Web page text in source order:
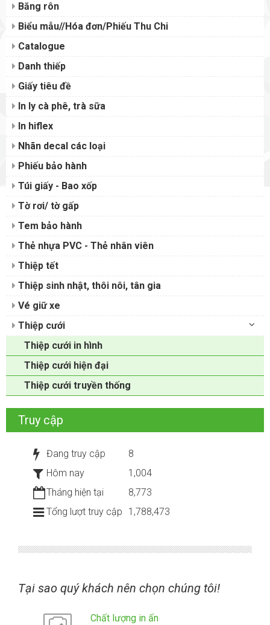
Băng rôn
Biểu mẫu//Hóa đơn/Phiếu Thu Chi
Catalogue
Danh thiếp
Giấy tiêu đề
In ly cà phê, trà sữa
In hiflex
Nhãn decal các loại
Phiếu bảo hành
Túi giấy - Bao xốp
Tờ rơi/ tờ gấp
Tem bảo hành
Thẻ nhựa PVC - Thẻ nhân viên
Thiệp tết
Thiệp sinh nhật, thôi nôi, tân gia
Vé giữ xe
Thiệp cưới
Thiệp cưới in hình
Thiệp cưới hiện đại
Thiệp cưới truyền thống
Truy cập
Đang truy cập
8
Hôm nay
1,004
Tháng hiện tại
8,773
Tổng lượt truy cập
1,788,473
Tại sao quý khách nên chọn chúng tôi!
Chất lượng in ấn